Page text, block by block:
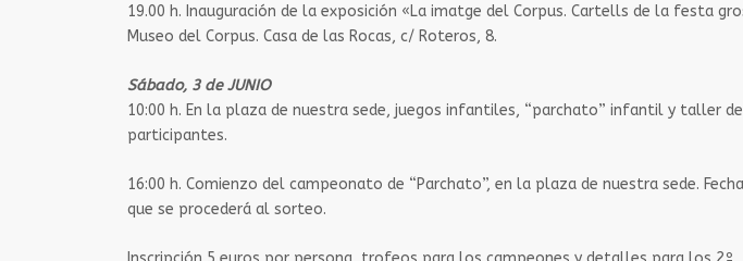
19.00 h. ​Inauguración de la exposición «La imatge del Corpus. Cartells de la festa
Museo del Corpus. Casa de las Rocas, c/ Roteros, 8.
Sábado, 3 de JUNIO
10:00​​ h. En la plaza de nuestra sede, juegos infantiles, “parchato” infantil y taller
participantes.
16:00 h.​ Comienzo del campeonato de “Parchato”, en la plaza de nuestra sede.
que se procederá al sorteo.